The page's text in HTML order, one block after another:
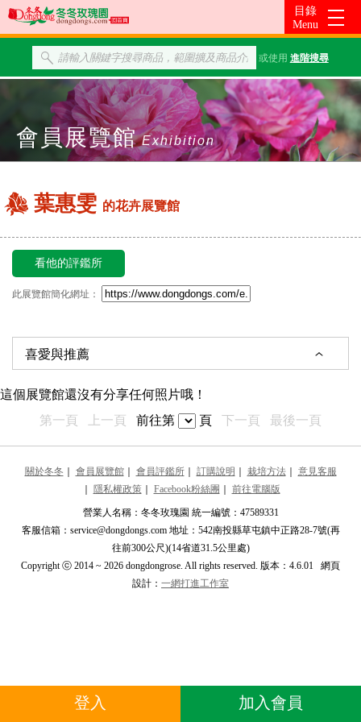
或使用 進階搜尋
會員展覽館 Exhibition
葉惠雯 的花卉展覽館
看他的評鑑所
此展覽館簡化網址：
喜愛與推薦
最近更新的展覽館
推薦的展覽館
安小鉑
米迷迷
****NAOMI****
****lers917****
米蓮妲
****ianda****
這個展覽館還沒有分享任何照片哦！
第一頁
上一頁 前往第 頁 下一頁 最後一頁
關於冬冬 ｜ 會員展覽館｜ 會員評鑑所｜ 訂購說明 ｜ 栽培方法｜ 意見客服
｜ 隱私權政策｜ Facebook粉絲團 ｜ 前往電腦版
營業人名稱：冬冬玫瑰園 統一編號：47589331
客服信箱：service@dongdongs.com 地址：542南投縣草屯鎮中正路28-7號(再
往前300公尺)(14省道31.5公里處)
Copyright ⓒ 2014 ~ 2026 dongdongrose. All rights reserved. 版本：4.6.01 網頁
設計： 一網打進工作室
登入 加入會員